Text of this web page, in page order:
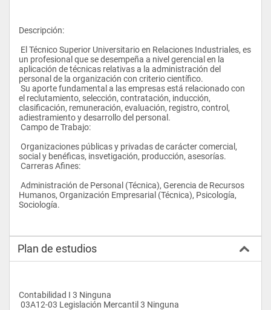
Descripción:
un profesional que se desempeña a nivel gerencial en la
aplicación de técnicas relativas a la administración del
personal de la organización con criterio científico.
el reclutamiento, selección, contratación, inducción,
clasificación, remuneración, evaluación, registro, control,
adiestramiento y desarrollo del personal.
Campo de Trabajo:
social y benéficas, insvetigación, producción, asesorías.
Carreras Afines:
Humanos, Organización Empresarial (Técnica), Psicología,
Sociología.
Plan de estudios
Contabilidad I 3 Ninguna
03A12-03 Legislación Mercantil 3 Ninguna